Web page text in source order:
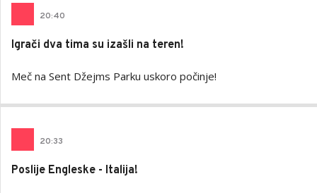
20:40
Igrači dva tima su izašli na teren!
Meč na Sent Džejms Parku uskoro počinje!
20:33
Poslije Engleske - Italija!